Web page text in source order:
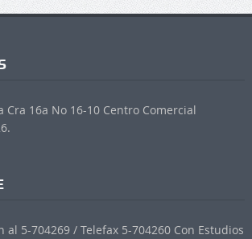
Cra 16a No 16-10 Centro Comercial
al 5-704269 / Telefax 5-704260 Con Estudios